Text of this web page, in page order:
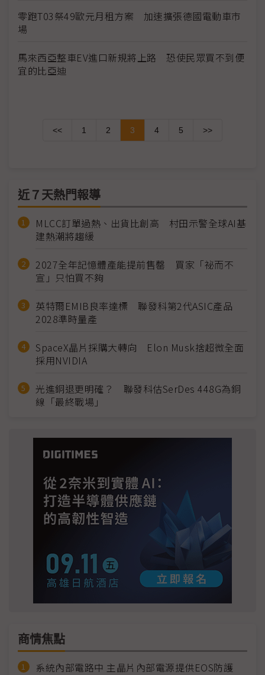
零跑T03祭49歐元月租方案 加速擴張德國電動車市
場
馬來西亞整車EV進口新規將上路 恐使民眾買不到便
宜的比亞迪
<< 1 2 3 4 5 >>
近７天熱門報導
MLCC訂單過熱、出貨比創高 村田示警全球AI基
建熱潮將趨緩
2027全年記憶體產能提前售罄 買家「祕而不
宣」只怕買不夠
英特爾EMIB良率達標 聯發科第2代ASIC產品
2028準時量產
SpaceX晶片採購大轉向 Elon Musk捨超微全面
採用NVIDIA
光進銅退更明確？ 聯發科估SerDes 448G為銅
線「最終戰場」
商情焦點
系統內部電路中 主晶片內部電源提供EOS防護